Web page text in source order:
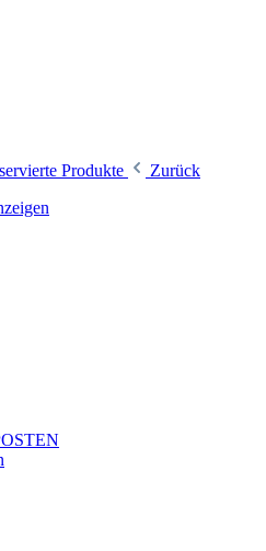
Produkte
Zurück